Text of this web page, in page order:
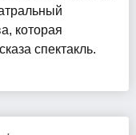
которая
спектакль.